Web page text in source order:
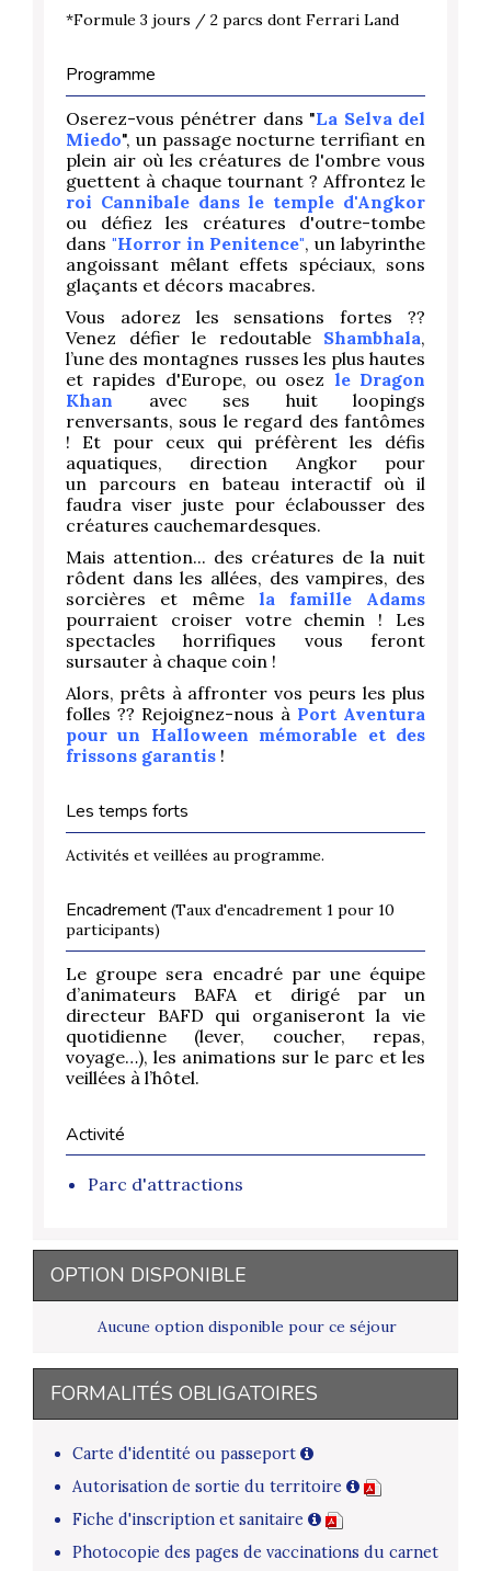
*Formule 3 jours / 2 parcs dont Ferrari Land
Programme
Oserez-vous pénétrer dans "La Selva del
Miedo", un passage nocturne terrifiant en
plein air où les créatures de l'ombre vous
guettent à chaque tournant ? Affrontez le
roi Cannibale dans le temple d'Angkor
ou défiez les créatures d'outre-tombe
dans "Horror in Penitence", un labyrinthe
angoissant mêlant effets spéciaux, sons
glaçants et décors macabres.
Vous adorez les sensations fortes ??
Venez défier le redoutable Shambhala,
l’une des montagnes russes les plus hautes
et rapides d'Europe, ou osez le Dragon
Khan avec ses huit loopings
renversants, sous le regard des fantômes
! Et pour ceux qui préfèrent les défis
aquatiques, direction Angkor pour
un parcours en bateau interactif où il
faudra viser juste pour éclabousser des
créatures cauchemardesques.
Mais attention... des créatures de la nuit
rôdent dans les allées, des vampires, des
sorcières et même la famille Adams
pourraient croiser votre chemin ! Les
spectacles horrifiques vous feront
sursauter à chaque coin !
Alors, prêts à affronter vos peurs les plus
folles ?? Rejoignez-nous à Port Aventura
pour un Halloween mémorable et des
frissons garantis !
Les temps forts
Activités et veillées au programme.
Encadrement (Taux d'encadrement 1 pour 10
participants)
Le groupe sera encadré par une équipe
d’animateurs BAFA et dirigé par un
directeur BAFD qui organiseront la vie
quotidienne (lever, coucher, repas,
voyage…), les animations sur le parc et les
veillées à l’hôtel.
Activité
Parc d'attractions
OPTION DISPONIBLE
Aucune option disponible pour ce séjour
FORMALITÉS OBLIGATOIRES
Carte d'identité ou passeport
Autorisation de sortie du territoire
Fiche d'inscription et sanitaire
Photocopie des pages de vaccinations du carnet